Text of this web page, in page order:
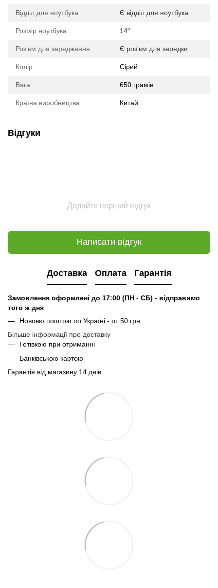
Відділ для ноутбука Є відділ для ноутбука
Розмір ноутбука 14"
Роз'єм для заряджання Є роз'єм для зарядки
Колір Сірий
Вага 650 грамів
Країна виробництва Китай
Відгуки
Додайте перший відгук
Написати відгук
Доставка Оплата Гарантія
Замовлення оформлені до 17:00 (ПН - СБ) - відправимо
того ж дня
Нововю поштою по Україні - от 50 грн
Більше інформації про доставку
Готівкою при отриманні
Банківською картою
Гарантія від магазину 14 днів